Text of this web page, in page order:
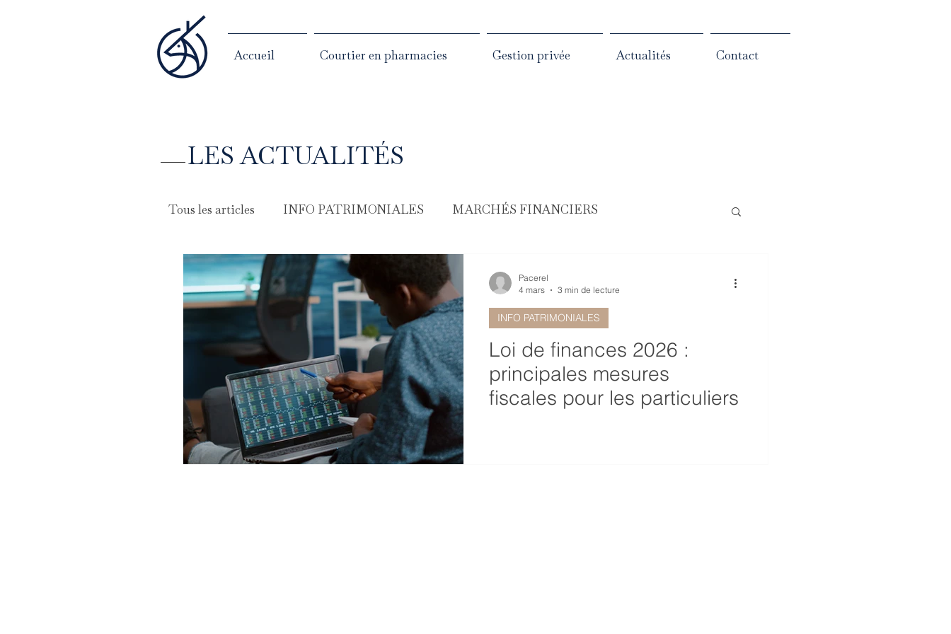
Accueil Courtier en pharmacies Gestion privée Actualités Contact
LES ACTUALITÉS
Tous les articles INFO PATRIMONIALES MARCHÉS FINANCIERS
Loi de finances 2026 :
principales mesures
fiscales pour les particuliers
INFO PATRIMONIALES
Pacerel
4 mars
3 min de lecture